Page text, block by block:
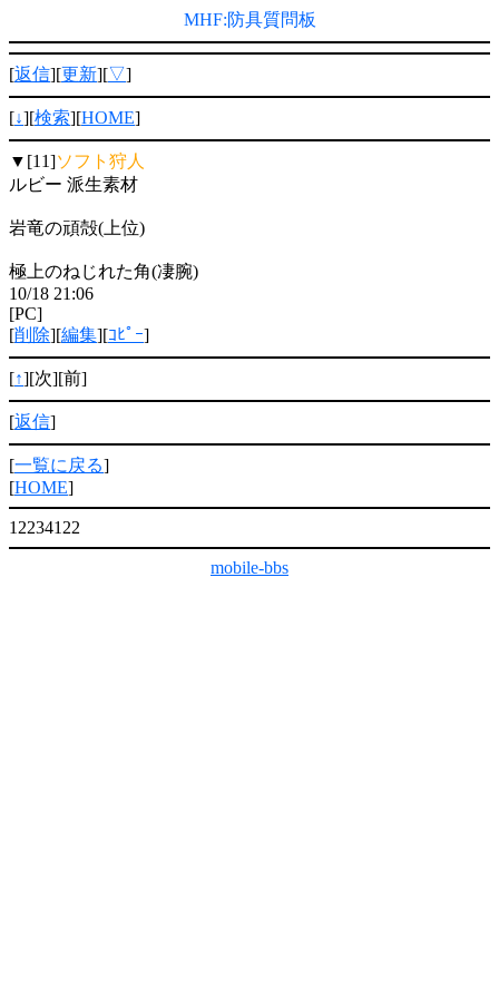
MHF:防具質問板
[返信][更新][▽]
[↓][検索][HOME]
▼[11]ソフト狩人
ルビー 派生素材
岩竜の頑殻(上位)
極上のねじれた角(凄腕)
10/18 21:06
[PC]
[削除][編集][ｺﾋﾟｰ]
[↑][次][前]
[返信]
[一覧に戻る]
[HOME]
12234122
mobile-bbs